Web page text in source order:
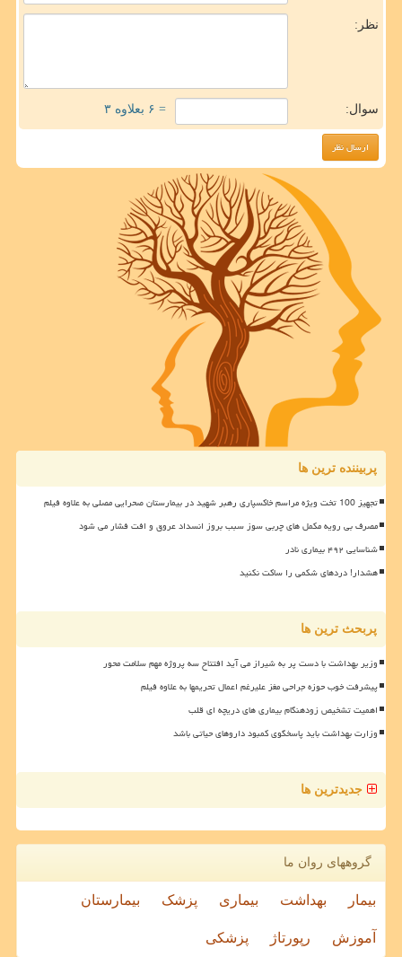
نظر:
سوال: = ۶ بعلاوه ۳
پربیننده ترین ها
تجهیز 100 تخت ویژه مراسم خاکسپاری رهبر شهید در بیمارستان صحرایی مصلی به علاوه فیلم
مصرف بی رویه مکمل های چربی سوز سبب بروز انسداد عروق و افت فشار می شود
شناسایی ۴۹۲ بیماری نادر
هشدار! دردهای شکمی را ساکت نکنید
پربحث ترین ها
وزیر بهداشت با دست پر به شیراز می آید افتتاح سه پروژه مهم سلامت محور
پیشرفت خوب حوزه جراحی مغز علیرغم اعمال تحریمها به علاوه فیلم
اهمیت تشخیص زودهنگام بیماری های دریچه ای قلب
وزارت بهداشت باید پاسخگوی کمبود داروهای حیاتی باشد
جدیدترین ها
گروههای روان ما
بیمار بهداشت بیماری پزشک بیمارستان
آموزش رپورتاژ پزشکی